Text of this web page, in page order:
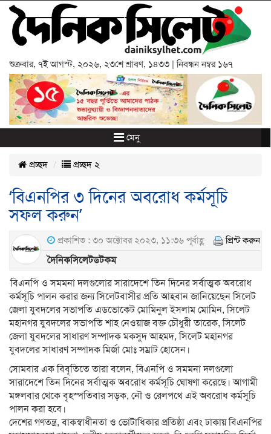
শুক্রবার, ৭ই আগস্ট, ২০২৬, ২৩শে শ্রাবণ, ১৪৩৩ | নিবন্ধন নম্বর ১৬৭
মেনু
প্রচ্ছদ প্রচ্ছদ ২
‘বিএনপির ৩ দিনের অবরোধ কর্মসূচি
সফল করুন’
প্রকাশিত : ৩০ অক্টোবর ২০২৩, ১১:৩৬ পূর্বাহ্ণ প্রিন্ট করুন
দৈনিকসিলেটডটকম
বিএনপি ও সমমনা দলগুলোর সারাদেশে তিন দিনের সর্বাত্মক অবরোধ
কর্মসূচি পালন করার জন্য সিলেটবাসীর প্রতি আহবান জানিয়েছেন সিলেট
জেলা যুবদলের সভাপতি এডভোকেট মোমিনুল ইসলাম মোমিন, সিলেট
মহানগর যুবদলের সভাপতি শাহ নেওয়াজ বক্ত চৌধুরী তারেক, সিলেট
জেলা যুবদলের সাধারণ সম্পাদক মকসুদ আহমদ, সিলেট মহানগর
যুবদলের সাধারণ সম্পাদক মির্জা মোঃ সম্রাট হোসেন।
সোমবার এক বিবৃতিতে তারা বলেন, বিএনপি ও সমমনা দলগুলো
সারাদেশে তিন দিনের সর্বাত্মক অবরোধ কর্মসূচি ঘোষণা করেছে। আগামী
মঙ্গলবার থেকে বৃহস্পতিবার সড়ক, নৌ ও রেলপথে এই অবরোধ কর্মসূচি
পালন করা হবে।
দেশের গণতন্ত্র, বাকস্বাধীনতা ও ভোটাধিকার প্রতিষ্ঠা এবং ঢাকায় বিএনপির